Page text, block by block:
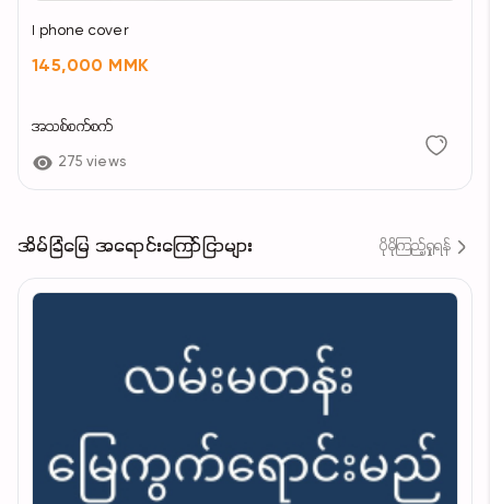
I phone cover
145,000 MMK
အသစ်စက်စက်
275 views
အိမ်ခြံမြေ အရောင်းကြော်ငြာများ ပိုမိုကြည့်ရှုရန်